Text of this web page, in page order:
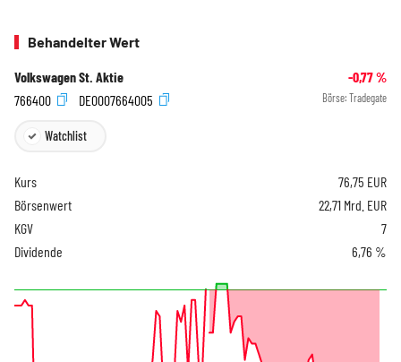
Behandelter Wert
Volkswagen St. Aktie -0,77%
766400
DE0007664005 Börse: Tradegate
Watchlist
Kurs 76,75 EUR
Börsenwert
22,71 Mrd. EUR
KGV
7
Dividende
6,76 %